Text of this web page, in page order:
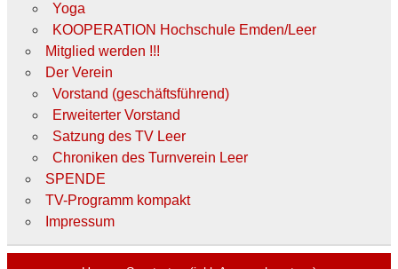
Yoga
KOOPERATION Hochschule Emden/Leer
Mitglied werden !!!
Der Verein
Vorstand (geschäftsführend)
Erweiterter Vorstand
Satzung des TV Leer
Chroniken des Turnverein Leer
SPENDE
TV-Programm kompakt
Impressum